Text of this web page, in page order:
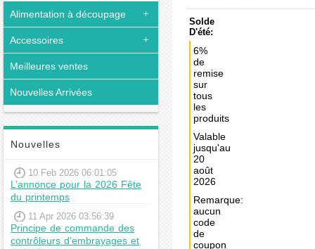
Alimentation à découpage
Accessoires
Meilleures ventes
Nouvelles Arrivées
Nouvelles
10 Feb 2026 06:01:05
L’annonce pour la 2026 Fête
du printemps
11 Apr 2026 03:56:39
Principe de commande des
contrôleurs d’embrayages et
Solde
D'été:
6%
de
remise
sur
tous
les
produits
Valable
jusqu'au
20
août
2026
Remarque:
aucun
code
de
coupon